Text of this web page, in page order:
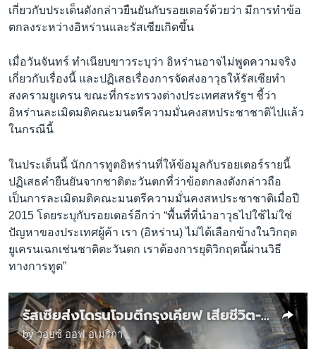
เกี่ยวกับประเด็นดังกล่าวยืนยันกับรอยเตอร์ด้วยว่า มีการทำข้อ
ตกลงระหว่างอิหร่านและรัสเซียเกิดขึ้น
เมื่อวันจันทร์ ทำเนียบขาวระบุว่า อิหร่านอาจไม่พูดความจริง
เกี่ยวกับเรื่องนี้ และปฏิเสธเรื่องการจัดส่งอาวุธให้รัสเซียทำ
สงครามยูเครน ขณะที่กระทรวงต่างประเทศสหรัฐฯ ชี้ว่า
อิหร่านละเมิดมติคณะมนตรีความมั่นคงสหประชาชาติไปแล้ว
ในกรณีนี้
ในประเด็นนี้ นักการทูตอิหร่านที่ให้ข้อมูลกับรอยเตอร์รายนี้
ปฏิเสธคำยืนยันจากชาติตะวันตกที่ว่าข้อตกลงดังกล่าวถือ
เป็นการละเมิดมติคณะมนตรีความมั่นคงสหประชาชาติเมื่อปี
2015 โดยระบุกับรอยเตอร์อีกว่า “พื้นที่ที่นำอาวุธไปใช้ไม่ใช่
ปัญหาของประเทศผู้ค้า เรา (อิหร่าน) ไม่ได้เลือกข้างในวิกฤต
ยูเครนเฉกเช่นชาติตะวันตก เราต้องการยุติวิกฤตนี้ผ่านวิธี
ทางการทูต”
รัสเซียส่งโดรนโจมตีกรุงเคียฟ เสียชีวิต-เจ็บ นับสิบราย
byวอยซ์ ออฟ อเมริกา